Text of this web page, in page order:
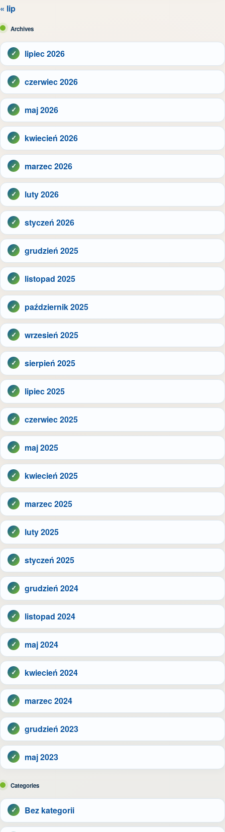
« lip
Archives
lipiec 2026
czerwiec 2026
maj 2026
kwiecień 2026
marzec 2026
luty 2026
styczeń 2026
grudzień 2025
listopad 2025
październik 2025
wrzesień 2025
sierpień 2025
lipiec 2025
czerwiec 2025
maj 2025
kwiecień 2025
marzec 2025
luty 2025
styczeń 2025
grudzień 2024
listopad 2024
maj 2024
kwiecień 2024
marzec 2024
grudzień 2023
maj 2023
Categories
Bez kategorii